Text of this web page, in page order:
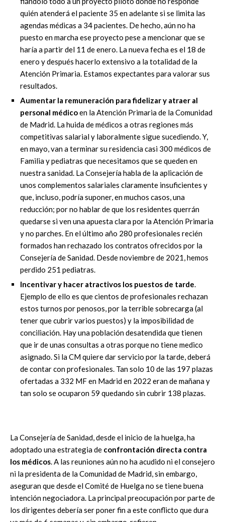
quién atenderá el paciente 35 en adelante si se limita las
agendas médicas a 34 pacientes. De hecho, aún no ha
puesto en marcha ese proyecto pese amencionar que se
haría a partir del 11 de enero. La nueva fecha es el 18 de
enero ydespués hacerlo extensivo a la totalidad de la
Atención Primaria. Estamos expectantes para valorar sus
resultados.
Aumentar la remuneración para fidelizar y atraer al
personal médicoen la Atención Primaria de la Comunidad
de Madrid. La huida de médicos a otras regiones más
competitivas salarial y laboralmente sigue sucediendo. Y,
en mayo, van a terminar suresidencia casi 300 médicos de
Familia y pediatras que necesitamos que se queden en
nuestra sanidad. La Consejería habla de la aplicación de
unos complementos salariales claramente insuficientes y
que, incluso,podríasuponer,enmuchos casos,una
reducción; por no hablar de que los residentes querrán
quedarse siven una apuestaclara por la Atención Primaria
y no parches. En elúltimo año 280 profesionales recién
formados han rechazado los contratos ofrecidos por la
Consejería de Sanidad. Desdenoviembre de 2021, hemos
perdido 251 pediatras.
Incentivar y hacer atractivos los puestos de tarde.
Ejemplo de ello es que cientos deprofesionales rechazan
estos turnos por penosos, por la terrible sobrecarga (al
tenerque cubrir varios puestos) y la imposibilidad de
conciliación. Hay una poblacióndesatendida que tienen
que ir de unas consultas a otras porque no tiene medico
asignado. Si la CM quiere dar servicio por la tarde, deberá
de contar con profesionales. Tan solo 10 de las 197 plazas
ofertadas a 332 MF en Madrid en 2022 eran de mañana y
tan solo se ocuparon 59 quedando sin cubrir 138 plazas.
La Consejería de Sanidad, desde el inicio de la huelga, ha
adoptado una estrategia de confrontación directa contra
los médicos. A las reuniones aún no ha acudido ni el consejero
ni lapresidenta de la Comunidad de Madrid, sin embargo,
aseguranque desde el Comité de Huelgano se tiene buena
intención negociadora. La principal preocupación por parte de
los dirigentes debería ser poner fin a este conflicto que dura